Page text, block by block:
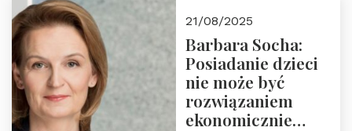
Nowego
Ćwierćwiecza”
21/08/2025
Barbara Socha:
Posiadanie dzieci
nie może być
rozwiązaniem
ekonomicznie